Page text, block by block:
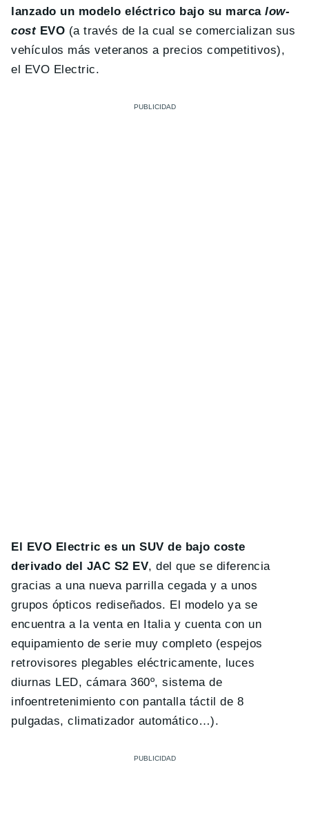
lanzado un modelo eléctrico bajo su marcalow-
cost EVO (a través de la cual se comercializan sus
vehículos más veteranos a precios competitivos),
el EVO Electric.
El EVO Electric es un SUV de bajo coste
derivado del JAC S2 EV, del que se diferencia
gracias a una nueva parrilla cegada y a unos
grupos ópticos rediseñados. El modelo ya se
encuentra a la venta en Italia y cuenta con un
equipamiento de serie muy completo (espejos
retrovisores plegables eléctricamente, luces
diurnas LED, cámara 360º, sistema de
infoentretenimiento con pantalla táctil de 8
pulgadas, climatizador automático…).